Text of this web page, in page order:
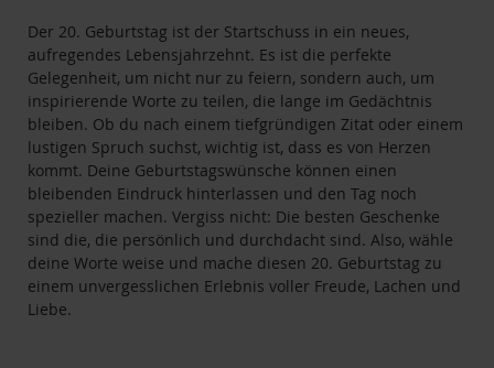
Der 20. Geburtstag ist der Startschuss in ein neues,
aufregendes Lebensjahrzehnt. Es ist die perfekte
Gelegenheit, um nicht nur zu feiern, sondern auch, um
inspirierende Worte zu teilen, die lange im Gedächtnis
bleiben. Ob du nach einem tiefgründigen Zitat oder einem
lustigen Spruch suchst, wichtig ist, dass es von Herzen
kommt. Deine Geburtstagswünsche können einen
bleibenden Eindruck hinterlassen und den Tag noch
spezieller machen. Vergiss nicht: Die besten Geschenke
sind die, die persönlich und durchdacht sind. Also, wähle
deine Worte weise und mache diesen 20. Geburtstag zu
einem unvergesslichen Erlebnis voller Freude, Lachen und
Liebe.